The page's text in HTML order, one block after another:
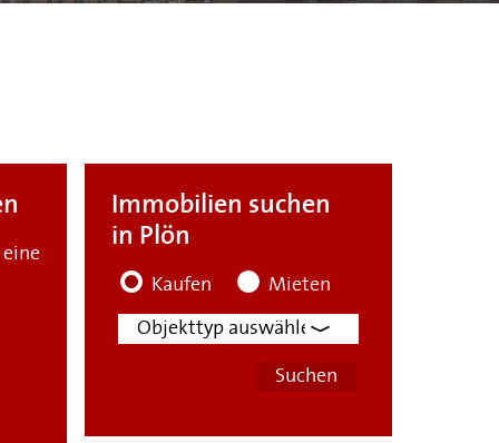
Immobilien suchen
in Plön
Kaufen Mieten
eine